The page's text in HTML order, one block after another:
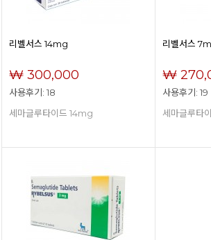
리벨서스 14mg
₩ 300,000
사용후기: 18
세마글루타이드 14mg
리벨서스
₩
사용후기: 19
세마글루타